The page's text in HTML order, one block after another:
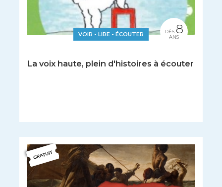
VOIR - LIRE - ÉCOUTER
La voix haute, plein d'histoires à écouter
DÈS 8
ANS